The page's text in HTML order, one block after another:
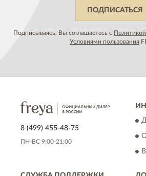
ПОДПИСАТЬСЯ
Подписываясь, Вы соглашаетесь с
Условиями пользования
8 (499) 455-48-75
ПН-ВС 9:00-21:00